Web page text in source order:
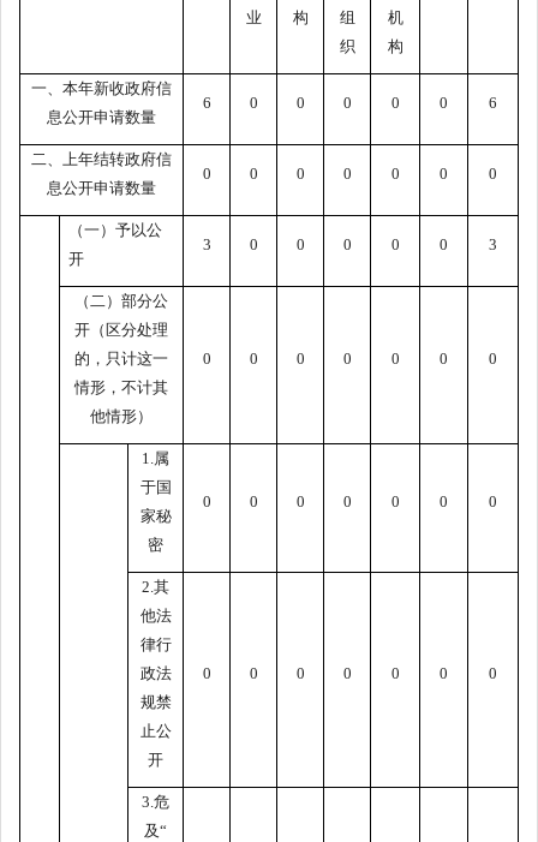
业 构
组
织
机
构
一、本年新收政府信
息公开申请数量
6 0 0 0 0 0 6
二、上年结转政府信
息公开申请数量
0 0 0 0 0 0 0
（一）予以公
开
3 0 0 0 0 0 3
（二）部分公
开（区分处理
的，只计这一
情形，不计其
他情形）
0 0 0 0 0 0 0
1.属
于国
家秘
密
0 0 0 0 0 0 0
2.其
他法
律行
政法
规禁
止公
开
0 0 0 0 0 0 0
3.危
及“